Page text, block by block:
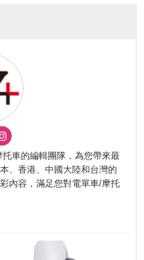
車的編輯團隊，為您帶來最
、香港、中國大陸和台灣的
內容，滿足您對電單車/摩托